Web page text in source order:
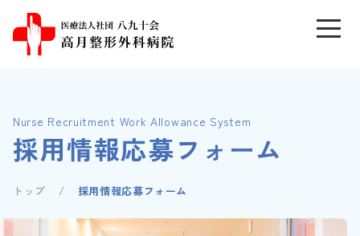
Nurse Recruitment Work Allowance System
採用情報応募フォーム
トップ 採用情報応募フォーム